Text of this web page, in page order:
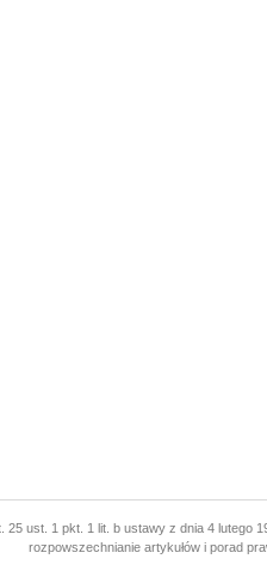
25 ust. 1 pkt. 1 lit. b ustawy z dnia 4
rozpowszechnianie artykułów i porad